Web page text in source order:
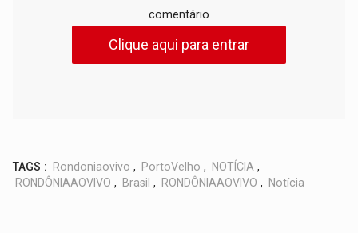
comentário
Clique aqui para entrar
TAGS : Rondoniaovivo , PortoVelho , NOTÍCIA ,
RONDÔNIAAOVIVO , Brasil , RONDÔNIAAOVIVO , Notícia